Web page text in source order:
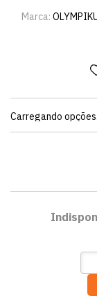
Marca:
Carregando